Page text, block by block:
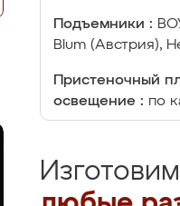
Подъемники :
Blum (Австрия),
Пристеночный
освещение : по